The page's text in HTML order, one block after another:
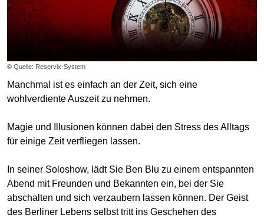
© Quelle: Reservix-System
Manchmal ist es einfach an der Zeit, sich eine
wohlverdiente Auszeit zu nehmen.
Magie und Illusionen können dabei den Stress des Alltags
für einige Zeit verfliegen lassen.
In seiner Soloshow, lädt Sie Ben Blu zu einem entspannten
Abend mit Freunden und Bekannten ein, bei der Sie
abschalten und sich verzaubern lassen können. Der Geist
des Berliner Lebens selbst tritt ins Geschehen des